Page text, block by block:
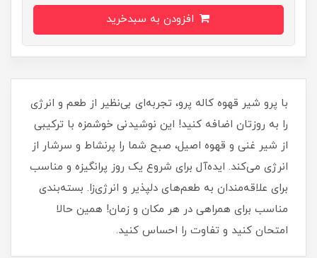
با پرو شیر قهوه کاله پرو، تجربه‌ای بی‌نظیر از طعم و انرژی
را به روزتان اضافه کنید! این نوشیدنی خوشمزه با ترکیبی
از شیر غنی و قهوه اصیل، صبح شما را پرنشاط و سرشار از
انرژی می‌کند. ایده‌آل برای شروع یک روز پرانگیزه و مناسب
برای علاقه‌مندان به طعم‌های دلپذیر و انرژی‌زا. بسته‌بندی
مناسب برای همراهی در هر مکان و زمان! همین حالا
امتحان کنید و تفاوت را احساس کنید.